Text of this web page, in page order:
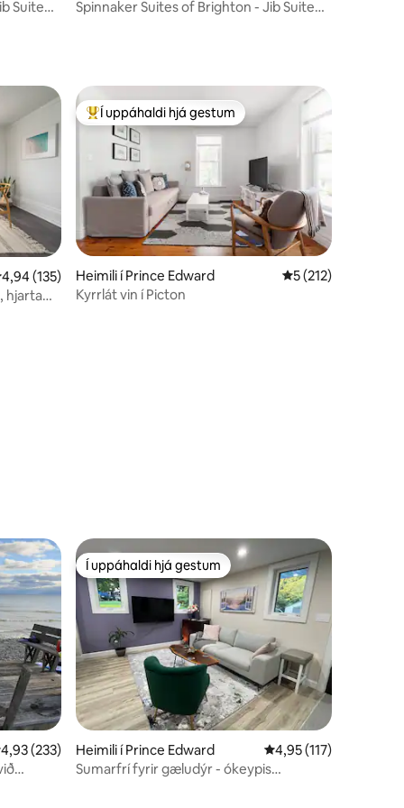
Suite
Spinnaker Suites of Brighton - Jib Suite
af 5 í meðaleinkunn, 135 umsagnir
4,94 (135)
Í mestu uppáhaldi hjá gestum
Í uppáhaldi hjá gestum
Heimili í Prince Edward 5 af 5 í
5 (212)
Kyrrlát vin í Picton
af 5 í meðaleinkunn, 233 umsagnir
4,93 (233)
Í uppáhaldi hjá gestum
Í uppáhaldi hjá gestum
Heimili í Prince Edward 4,95 af 5 í
4,95 (117)
Sumarfrí fyrir gæludýr - ókeypis